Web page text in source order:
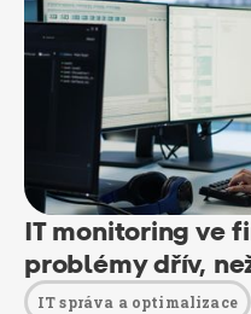
IT monitoring ve
problémy dřív,
IT správa a optimalizace